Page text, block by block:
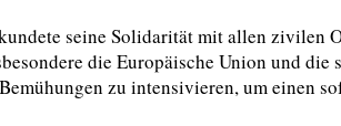
seine Solidarität mit allen zivilen
die Europäische Union und
zu intensivieren, um einen